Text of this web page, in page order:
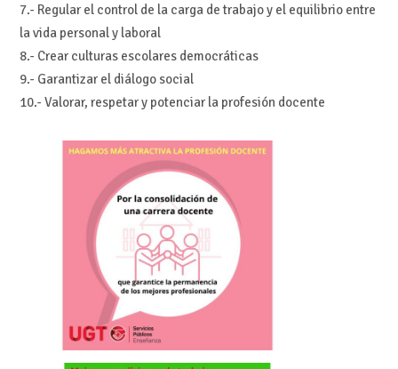
7.- Regular el control de la carga de trabajo y el equilibrio entre
la vida personal y laboral
8.- Crear culturas escolares democráticas
9.- Garantizar el diálogo social
10.- Valorar, respetar y potenciar la profesión docente